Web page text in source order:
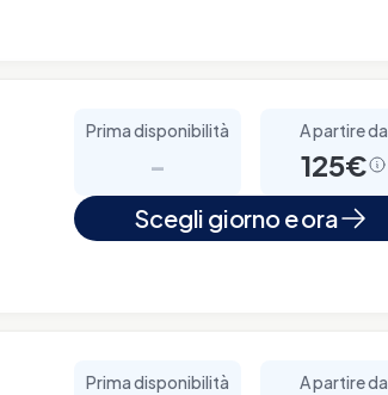
Prima disponibilità
-
A partire da
125€
Scegli giorno e ora
Prima disponibilità A partire da